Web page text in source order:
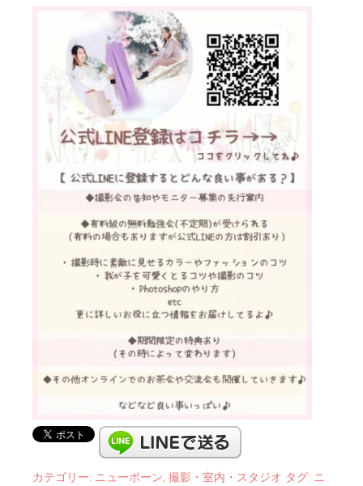
カテゴリー: ニューボーン, 撮影・室内・スタジオ タグ: ニ